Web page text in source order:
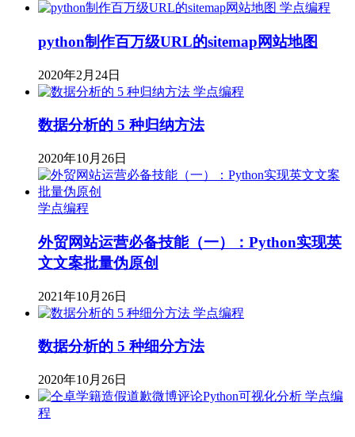
学点编程
python制作百万级URL的sitemap网站地图
2020年2月24日
学点编程
数据分析的 5 种归纳方法
2020年10月26日
学点编程
外贸网站运营必备技能（一）：Python实现英
文文案批量伪原创
2021年10月26日
学点编程
数据分析的 5 种细分方法
2020年10月26日
学点编
程